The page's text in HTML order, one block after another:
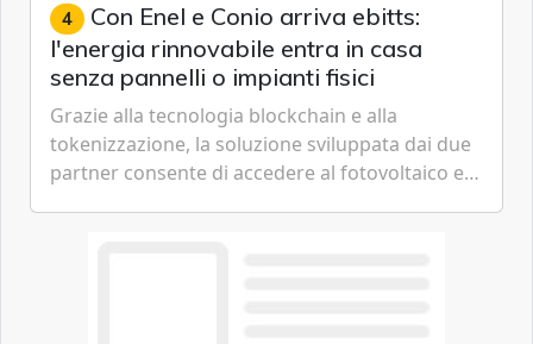
4 Con Enel e Conio arriva ebitts:
l'energia rinnovabile entra in casa
senza pannelli o impianti fisici
Grazie alla tecnologia blockchain e alla
tokenizzazione, la soluzione sviluppata dai due
partner consente di accedere al fotovoltaico e